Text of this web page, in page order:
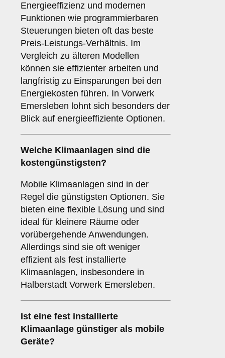
Energieeffizienz und modernen
Funktionen wie programmierbaren
Steuerungen bieten oft das beste
Preis-Leistungs-Verhältnis. Im
Vergleich zu älteren Modellen
können sie effizienter arbeiten und
langfristig zu Einsparungen bei den
Energiekosten führen. In Vorwerk
Emersleben lohnt sich besonders der
Blick auf energieeffiziente Optionen.
Welche Klimaanlagen sind die
kostengünstigsten?
Mobile Klimaanlagen sind in der
Regel die günstigsten Optionen. Sie
bieten eine flexible Lösung und sind
ideal für kleinere Räume oder
vorübergehende Anwendungen.
Allerdings sind sie oft weniger
effizient als fest installierte
Klimaanlagen, insbesondere in
Halberstadt Vorwerk Emersleben.
Ist eine fest installierte
Klimaanlage günstiger als mobile
Geräte?